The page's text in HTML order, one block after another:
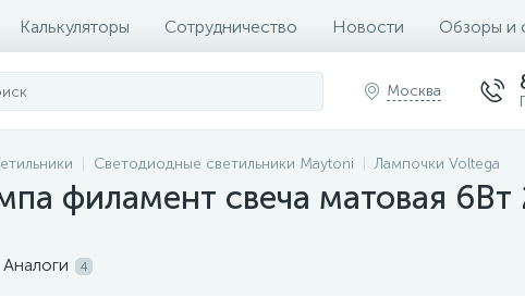
Калькуляторы Сотрудничество Новости Обзоры и
Москва
Светодиодные светильники Maytoni Лампочки Voltega
филамент свеча матовая 6Вт
Аналоги 4